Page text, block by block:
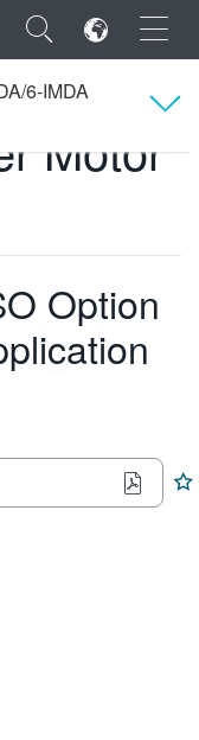
×
Analysis
Motor
Option
6-IMDA